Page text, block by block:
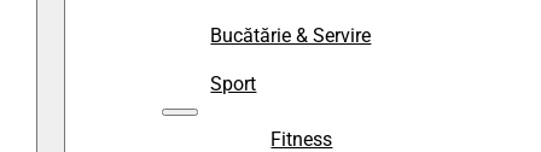
Bucătărie & Servire
Sport
Fitness